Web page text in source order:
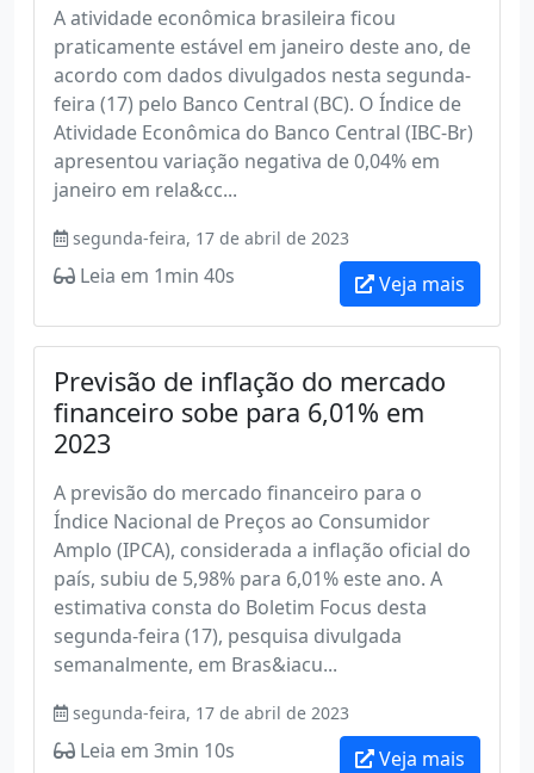
A atividade econômica brasileira ficou
praticamente estável em janeiro deste ano, de
acordo com dados divulgados nesta segunda-
feira (17) pelo Banco Central (BC). O Índice de
Atividade Econômica do Banco Central (IBC-Br)
apresentou variação negativa de 0,04% em
janeiro em rela&cc...
segunda-feira, 17 de abril de 2023
Leia em 1min 40s Veja mais
Previsão de inflação do mercado
financeiro sobe para 6,01% em
2023
A previsão do mercado financeiro para o
Índice Nacional de Preços ao Consumidor
Amplo (IPCA), considerada a inflação oficial do
país, subiu de 5,98% para 6,01% este ano. A
estimativa consta do Boletim Focus desta
segunda-feira (17), pesquisa divulgada
semanalmente, em Bras&iacu...
segunda-feira, 17 de abril de 2023
Leia em 3min 10s Veja mais